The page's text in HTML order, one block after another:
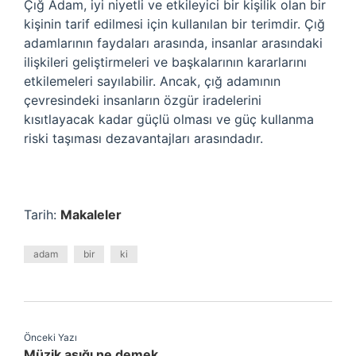
Çığ Adam, iyi niyetli ve etkileyici bir kişilik olan bir
kişinin tarif edilmesi için kullanılan bir terimdir. Çığ
adamlarının faydaları arasında, insanlar arasındaki
ilişkileri geliştirmeleri ve başkalarının kararlarını
etkilemeleri sayılabilir. Ancak, çığ adamının
çevresindeki insanların özgür iradelerini
kısıtlayacak kadar güçlü olması ve güç kullanma
riski taşıması dezavantajları arasındadır.
Tarih: Makaleler
adam bir ki
Önceki Yazı